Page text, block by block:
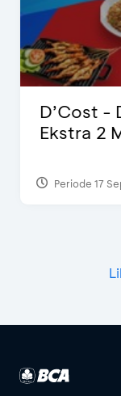
D’Cost -
Ekstra 2
Periode 17